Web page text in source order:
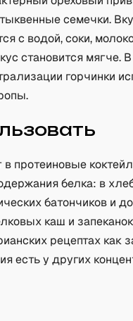
семечки.
с водой, соки,
становится мягче.
горчинки
протеиновые
белка: в
батончиков и
каш и
рецептах как
есть у других